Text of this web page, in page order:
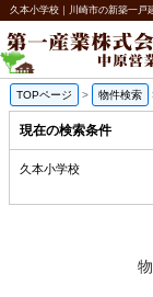
TOPページ > 物件検索
現在の検索条件
久本小学校